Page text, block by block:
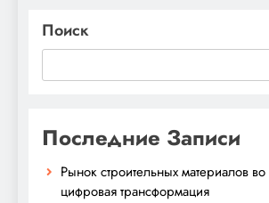
Поиск
Последние Записи
Рынок строительных материалов
цифровая трансформация